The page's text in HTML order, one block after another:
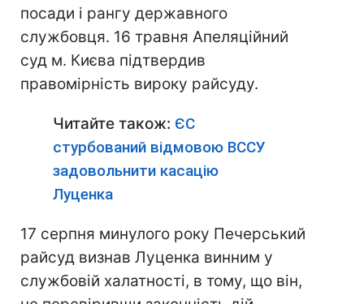
посади і рангу державного
службовця. 16 травня Апеляційний
суд м. Києва підтвердив
правомірність вироку райсуду.
Читайте також: ЄС
стурбований відмовою ВССУ
задовольнити касацію
Луценка
17 серпня минулого року Печерський
райсуд визнав Луценка винним у
службовій халатності, в тому, що він,